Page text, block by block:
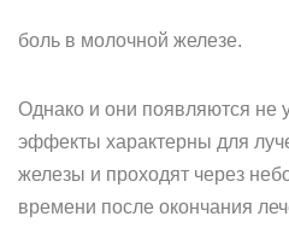
боль в молочной железе.
Однако и они появляются не
эффекты характерны для
железы и проходят через
времени после окончания